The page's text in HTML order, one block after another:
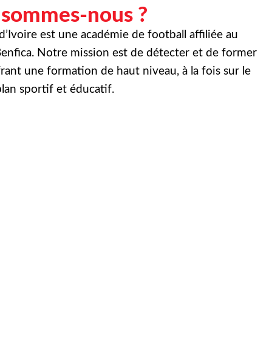
nous ?
est une académie de football affiliée au
Notre mission est de détecter et de former
une formation de haut niveau, à la fois sur le
sportif et éducatif.